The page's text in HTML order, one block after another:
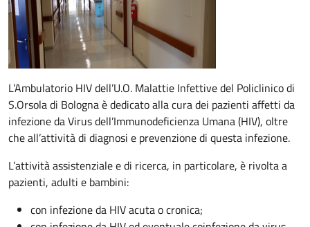
L’Ambulatorio HIV dell’U.O. Malattie Infettive del Policlinico di
S.Orsola di Bologna è dedicato alla cura dei pazienti affetti da
infezione da Virus dell’Immunodeficienza Umana (HIV), oltre
che all’attività di diagnosi e prevenzione di questa infezione.
L’attività assistenziale e di ricerca, in particolare, è rivolta a
pazienti, adulti e bambini:
con infezione da HIV acuta o cronica;